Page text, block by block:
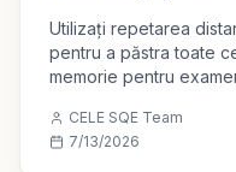
Utilizați repetarea
pentru a păstra toate
memorie pentru
CELE SQE Team
7/13/2026